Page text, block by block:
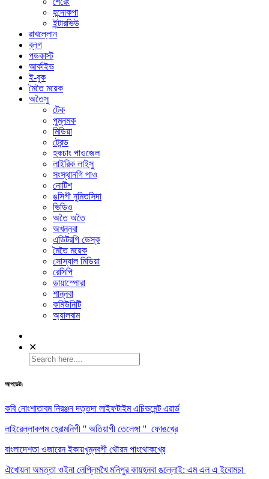
হন্দোকপা
ইন্টারভিউ
ৱাখল্লোন
ব্লগ
পডকাস্ট
আর্কাইভ
ই-বুক
মৈতৈ ময়েক
অতৈসু
টেক
পুম্নমক
মিডিয়া
ট্রেন্ড
হকচাং পাওজেল
লাইরিক লাইসু
সংস্থানগি পাও
নোটিশ
ঙসিগী নুমিতসিদা
ভিডিও
অতৈ অতৈ
অখন্নবা
এডিটরগি ডেস্ক
মৈতৈ ময়েক
সোস্যাল মিডিয়া
রেসিপি
ডায়াস্পোরা
শান্নবা
কমিউনিটি
অ্যালবাম
✕
আপডেট:
কবি নোংশাতাবম নিরঞ্জন দত্তদা লাইফটাইম এচিভমেন্ট এৱার্ড
লাইরেল্লাকপম হেরামনিগী '' অতিয়াগী তেলেঙ্গা '' ফোঙখ্রে
বাংলাদেশতা ওজারেন ইকায়খুম্নবগী থৌরম পাংথোকখ্রে
ঐখোয়না অমত্তা ওইনা লেপ্লিমখৈ মনিপুর কায়হনবা ঙল্লোই: এম এল এ ইবোমচা